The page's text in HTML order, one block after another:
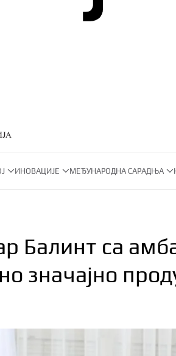
ИНОВАЦИЈЕ МЕЂУНАРОДНА САРАДЊА
Балинт са
значајно